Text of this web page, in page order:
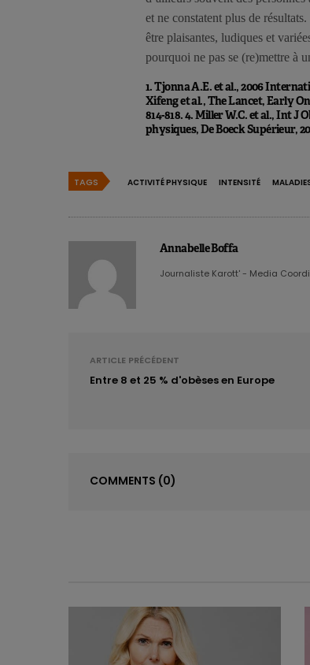
et ne constatent plus de
être plaisantes, ludiques et
pourquoi ne pas se (re)mettre à
1. Tjonna A.E. et al., 2006
Xifeng et al., The Lancet, Early
814-818. 4. Miller W.C. et al., Int J
physiques, De Boeck Supérieur,
TAGS ACTIVITÉ PHYSIQUE INTENSITÉ
Annabelle Boffa
Journaliste Karott' - Media
ARTICLE PRÉCÉDENT
Entre 8 et 25 % d'obèses en Europe
COMMENTS (0)